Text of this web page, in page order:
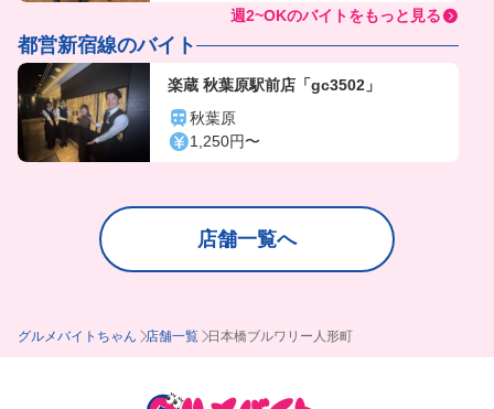
週2~OKのバイトをもっと見る
都営新宿線のバイト
楽蔵 秋葉原駅前店「gc3502」
秋葉原
1,250円〜
店舗一覧へ
グルメバイトちゃん 店舗一覧 日本橋ブルワリー人形町